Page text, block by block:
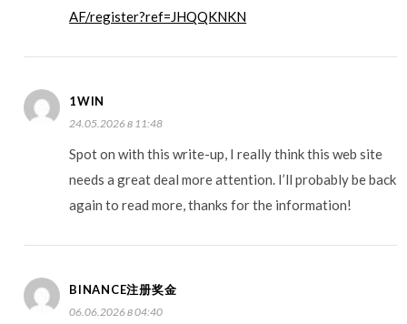
AF/register?ref=JHQQKNKN
1WIN
24.05.2026 в 11:48
Spot on with this write-up, I really think this web site
needs a great deal more attention. I’ll probably be back
again to read more, thanks for the information!
BINANCE注册奖金
06.06.2026 в 04:40